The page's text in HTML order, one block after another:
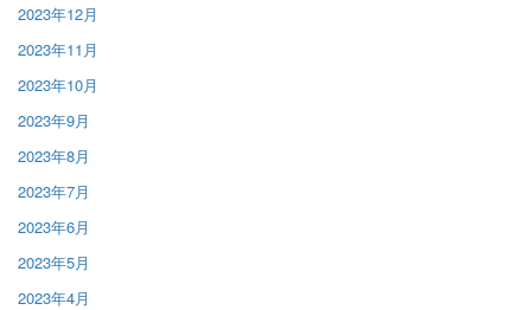
2023年12月
2023年11月
2023年10月
2023年9月
2023年8月
2023年7月
2023年6月
2023年5月
2023年4月